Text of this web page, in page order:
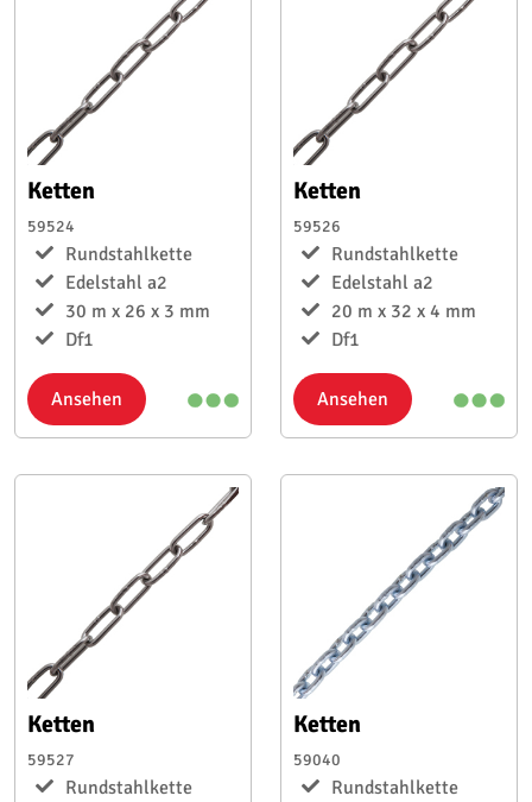
Ketten
59524
Rundstahlkette
Edelstahl a2
30 m x 26 x 3 mm
Df1
Ansehen
Ketten
59526
Rundstahlkette
Edelstahl a2
20 m x 32 x 4 mm
Df1
Ansehen
Ketten
59527
Rundstahlkette
Ketten
59040
Rundstahlkette